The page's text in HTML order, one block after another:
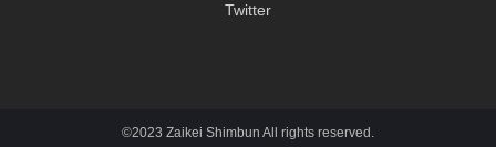
Twitter
©2023 Zaikei Shimbun All rights reserved.